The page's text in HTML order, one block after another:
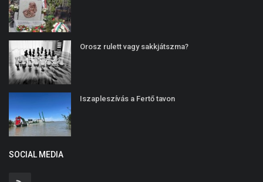
Orosz rulett vagy sakkjátszma?
Iszapleszívás a Fertő tavon
SOCIAL MEDIA